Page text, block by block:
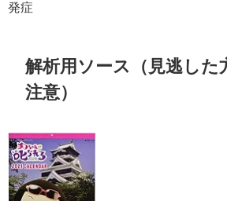
発症
解析用ソース（見逃した
注意）